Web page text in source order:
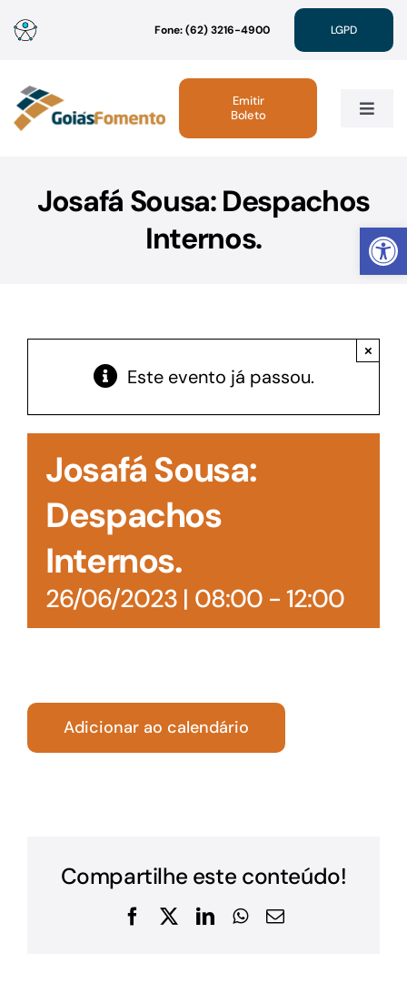
Abrir
para
conteúdo
Fone: (62) 3216-4900 LGPD
Toggle
Linhas de Crédito
Acesso à Informação
Emitir
Boleto
Josafá Sousa: Despachos
Internos.
Este evento já passou.
×
Josafá Sousa:
Despachos
Internos.
26/06/2023 | 08:00- 12:00
Adicionar ao calendário
Compartilhe este conteúdo!
Facebook
X LinkedInWhatsApp
E-